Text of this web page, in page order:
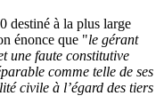
destiné à la plus large
énonce que "le gérant
une faute constitutive
comme telle de ses
civile à l’égard des tiers